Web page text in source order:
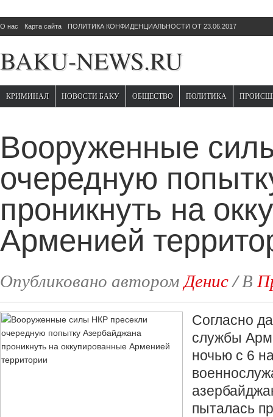
О нас Карта сайта ПОЛИТИКА КОНФИДЕНЦИАЛЬНОСТИ ОТ 23.06.2017
BAKU-NEWS.RU
КРИМИНАЛ НОВОСТИ БАКУ ОБЩЕСТВО ПОЛИТИКА
Вооруженные
очередную
проникнуть на
Арменией
Опубликовано авторомДенис/В
Согласно
службы
ночью с 6
пыталась